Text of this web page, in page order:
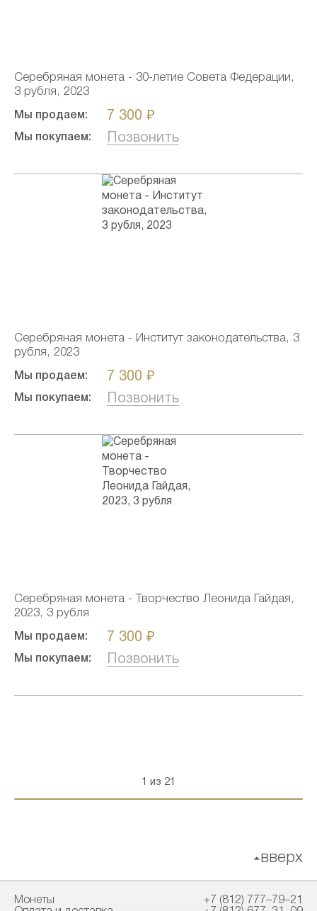
Серебряная монета - 30-летие Совета Федерации,
3 рубля, 2023
Мы продаем: 7 300 ₽
Мы покупаем: Позвонить
Серебряная монета - Институт законодательства, 3
рубля, 2023
Мы продаем: 7 300 ₽
Мы покупаем: Позвонить
Серебряная монета - Творчество Леонида Гайдая,
2023, 3 рубля
Мы продаем: 7 300 ₽
Мы покупаем: Позвонить
1 из 21
вверх
Монеты
+7 (812) 777–79–21